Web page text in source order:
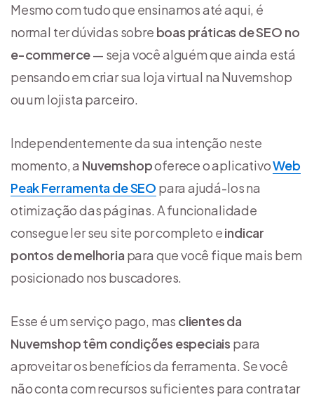
Mesmo com tudo que ensinamos até aqui, é
normal ter dúvidas sobre boas práticas de SEO no
e-commerce— seja você alguém que ainda está
pensando em criar sua loja virtual na Nuvemshop
ou um lojista parceiro.
Independentemente da sua intenção neste
momento, a Nuvemshopoferece o aplicativoWeb
Peak Ferramenta de SEO para ajudá-los na
otimização das páginas. A funcionalidade
consegue ler seu site por completo eindicar
pontos de melhoria para que você fique mais bem
posicionado nos buscadores.
Esse é um serviço pago, mas clientes da
Nuvemshop têm condições especiais para
aproveitar os benefícios da ferramenta. Se você
não conta com recursos suficientes para contratar